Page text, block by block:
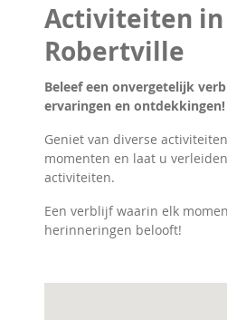
Activiteiten in
Robertville
Beleef een onvergetelijk
ervaringen en ontdekkingen!
Geniet van diverse
momenten en laat u
activiteiten.
Een verblijf waarin elk
herinneringen belooft!